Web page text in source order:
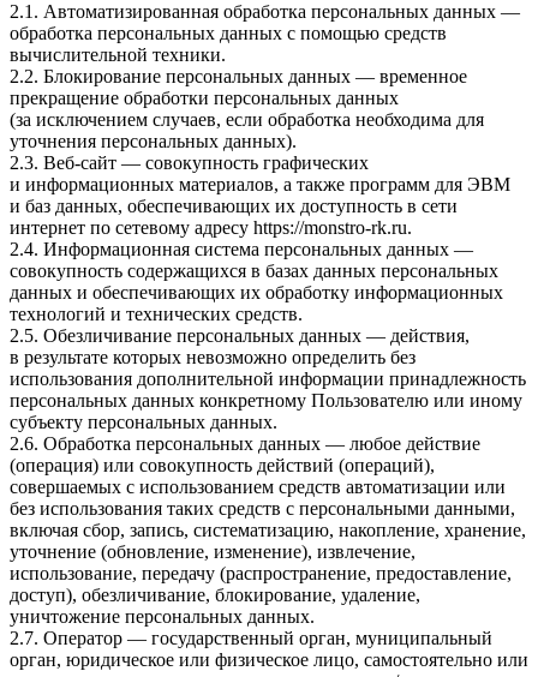
2.1. Автоматизированная обработка персональных данных —
обработка персональных данных с помощью средств
вычислительной техники.
2.2. Блокирование персональных данных — временное
прекращение обработки персональных данных
(за исключением случаев, если обработка необходима для
уточнения персональных данных).
2.3. Веб-сайт — совокупность графических
и информационных материалов, а также программ для ЭВМ
и баз данных, обеспечивающих их доступность в сети
интернет по сетевому адресу https://monstro-rk.ru.
2.4. Информационная система персональных данных —
совокупность содержащихся в базах данных персональных
данных и обеспечивающих их обработку информационных
технологий и технических средств.
2.5. Обезличивание персональных данных — действия,
в результате которых невозможно определить без
использования дополнительной информации принадлежность
персональных данных конкретному Пользователю или иному
субъекту персональных данных.
2.6. Обработка персональных данных — любое действие
(операция) или совокупность действий (операций),
совершаемых с использованием средств автоматизации или
без использования таких средств с персональными данными,
включая сбор, запись, систематизацию, накопление, хранение,
уточнение (обновление, изменение), извлечение,
использование, передачу (распространение, предоставление,
доступ), обезличивание, блокирование, удаление,
уничтожение персональных данных.
2.7. Оператор — государственный орган, муниципальный
орган, юридическое или физическое лицо, самостоятельно или